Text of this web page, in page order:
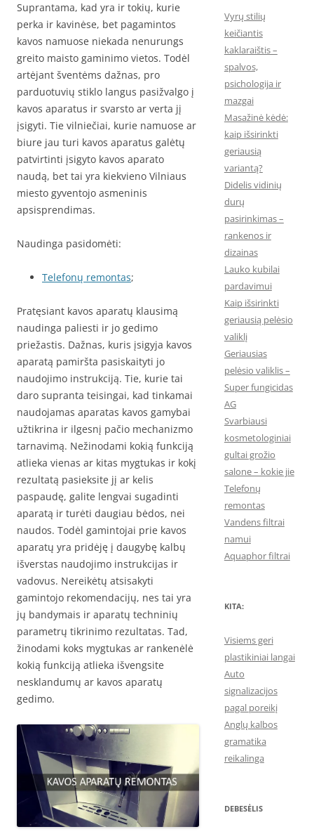
Suprantama, kad yra ir tokių, kurie
perka ir kavinėse, bet pagamintos
kavos namuose niekada nenurungs
greito maisto gaminimo vietos. Todėl
artėjant šventėms dažnas, pro
parduotuvių stiklo langus pasižvalgo į
kavos aparatus ir svarsto ar verta jį
įsigyti. Tie vilniečiai, kurie namuose ar
biure jau turi kavos aparatus galėtų
patvirtinti įsigyto kavos aparato
naudą, bet tai yra kiekvieno Vilniaus
miesto gyventojo asmeninis
apsisprendimas.
Naudinga pasidomėti:
Telefonų remontas;
Pratęsiant kavos aparatų klausimą
naudinga paliesti ir jo gedimo
priežastis. Dažnas, kuris įsigyja kavos
aparatą pamiršta pasiskaityti jo
naudojimo instrukciją. Tie, kurie tai
daro supranta teisingai, kad tinkamai
naudojamas aparatas kavos gamybai
užtikrina ir ilgesnį pačio mechanizmo
tarnavimą. Nežinodami kokią funkciją
atlieka vienas ar kitas mygtukas ir kokį
rezultatą pasieksite jį ar kelis
paspaudę, galite lengvai sugadinti
aparatą ir turėti daugiau bėdos, nei
naudos. Todėl gamintojai prie kavos
aparatų yra pridėję į daugybę kalbų
išverstas naudojimo instrukcijas ir
vadovus. Nereikėtų atsisakyti
gamintojo rekomendacijų, nes tai yra
jų bandymais ir aparatų techninių
parametrų tikrinimo rezultatas. Tad,
žinodami koks mygtukas ar rankenėlė
kokią funkciją atlieka išvengsite
nesklandumų ar kavos aparatų
gedimo.
Vyrų stilių
keičiantis
kaklaraištis –
spalvos,
psichologija ir
mazgai
Masažinė kėdė:
kaip išsirinkti
geriausią
variantą?
Didelis vidinių
durų
pasirinkimas –
rankenos ir
dizainas
Lauko kubilai
pardavimui
Kaip išsirinkti
geriausią pelėsio
valiklį
Geriausias
pelėsio valiklis –
Super fungicidas
AG
Svarbiausi
kosmetologiniai
gultai grožio
salone – kokie jie
Telefonų
remontas
Vandens filtrai
namui
Aquaphor filtrai
KITA:
Visiems geri
plastikiniai langai
Auto
signalizacijos
pagal poreikį
Anglų kalbos
gramatika
reikalinga
DEBESĖLIS